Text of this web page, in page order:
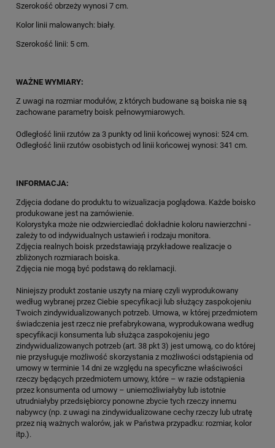
Szerokość obrzeży wynosi 7 cm.
Kolor linii malowanych: biały.
Szerokość linii: 5 cm.
WAŻNE WYMIARY:
Z uwagi na rozmiar modułów, z których budowane są boiska nie są
zachowane parametry boisk pełnowymiarowych.
Odległość linii rzutów za 3 punkty od linii końcowej wynosi: 524 cm.
Odległość linii rzutów osobistych od linii końcowej wynosi: 341 cm.
INFORMACJA:
Zdjęcia dodane do produktu to wizualizacja poglądowa. Każde boisko
produkowane jest na zamówienie.
Kolorystyka może nie odzwierciedlać dokładnie koloru nawierzchni -
zależy to od indywidualnych ustawień i rodzaju monitora.
Zdjęcia realnych boisk przedstawiają przykładowe realizacje o
zbliżonych rozmiarach boiska.
Zdjęcia nie mogą być podstawą do reklamacji.
Niniejszy produkt zostanie uszyty na miarę czyli wyprodukowany
według wybranej przez Ciebie specyfikacji lub służący zaspokojeniu
Twoich zindywidualizowanych potrzeb. Umowa, w której przedmiotem
świadczenia jest rzecz nie prefabrykowana, wyprodukowana według
specyfikacji konsumenta lub służąca zaspokojeniu jego
zindywidualizowanych potrzeb (art. 38 pkt 3) jest umową, co do której
nie przysługuje możliwość skorzystania z możliwości odstąpienia od
umowy w terminie 14 dni ze względu na specyficzne właściwości
rzeczy będących przedmiotem umowy, które – w razie odstąpienia
przez konsumenta od umowy – uniemożliwiałyby lub istotnie
utrudniałyby przedsiębiorcy ponowne zbycie tych rzeczy innemu
nabywcy (np. z uwagi na zindywidualizowane cechy rzeczy lub utratę
przez nią ważnych walorów, jak w Państwa przypadku: rozmiar, kolor
itp.).